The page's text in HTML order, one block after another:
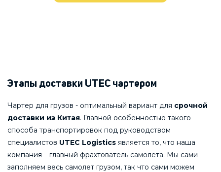
Этапы доставки UTEC чартером
Чартер для грузов - оптимальный вариант для срочной
доставки из Китая. Главной особенностью такого
способа транспортировок под руководством
специалистов UTEC Logistics является то, что наша
компания – главный фрахтователь самолета. Мы сами
заполняем весь самолет грузом, так что сами можем